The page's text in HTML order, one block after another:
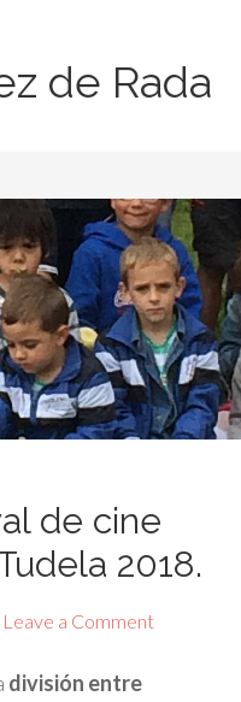
de Rada
de cine
2018.
Leave a Comment
división entre